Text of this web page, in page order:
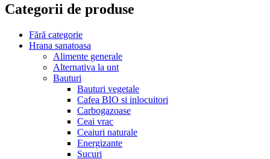
Categorii de produse
Fără categorie
Hrana sanatoasa
Alimente generale
Alternativa la unt
Bauturi
Bauturi vegetale
Cafea BIO si inlocuitori
Carbogazoase
Ceai vrac
Ceaiuri naturale
Energizante
Sucuri